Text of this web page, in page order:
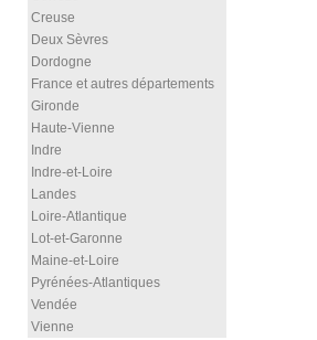
Creuse
Deux Sèvres
Dordogne
France et autres départements
Gironde
Haute-Vienne
Indre
Indre-et-Loire
Landes
Loire-Atlantique
Lot-et-Garonne
Maine-et-Loire
Pyrénées-Atlantiques
Vendée
Vienne